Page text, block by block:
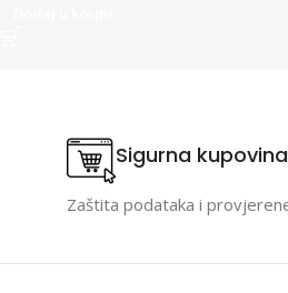
Sigurna kupovina
Zaštita podataka i